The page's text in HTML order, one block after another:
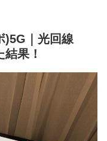
)5G｜光回線
果！